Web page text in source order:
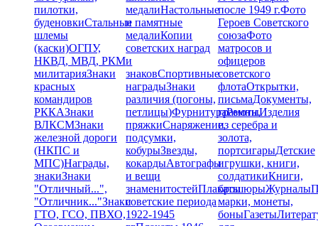
пилотки,
буденовкиСтальные
шлемы
(каски)ОГПУ,
НКВД, МВД, РКМ
милитарияЗнаки
красных
командиров
РККАЗнаки
ВЛКСМЗнаки
железной дороги
(НКПС и
МПС)Награды,
знакиЗнаки
"Отличный...",
"Отличник..."Знаки
ГТО, ГСО, ПВХО,
медалиНастольные
и памятные
медалиКопии
советских наград
и
знаковСпортивные
наградыЗнаки
различия (погоны,
петлицы)ФурнитураРемни,
пряжкиСнаряжение,
подсумки,
кобурыЗвезды,
кокардыАвтографы
и вещи
знаменитостейПлакаты
советские периода
1922-1945
после 1949 г.Фото
Героев Советского
союзаФото
матросов и
офицеров
советского
флотаОткрытки,
письмаДокументы,
грамотыИзделия
из серебра и
золота,
портсигарыДетские
игрушки, книги,
солдатикиКниги,
брошюрыЖурналы
марки, монеты,
боныГазеты